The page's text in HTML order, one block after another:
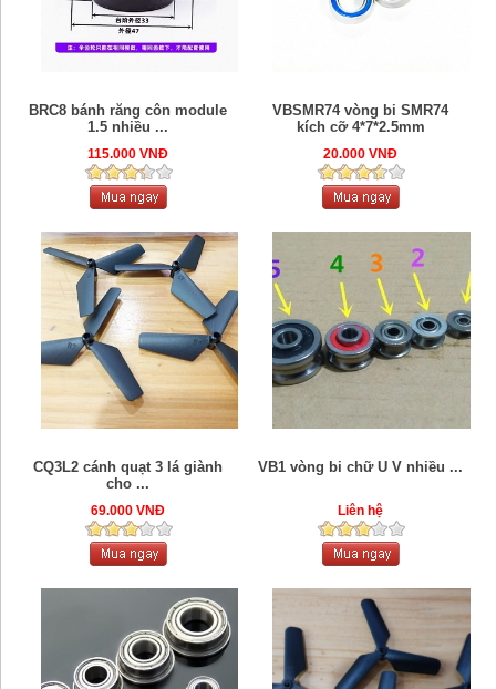
BRC8 bánh răng côn module
1.5 nhiều ...
115.000 VNĐ
VBSMR74 vòng bi SMR74
kích cỡ 4*7*2.5mm
20.000 VNĐ
CQ3L2 cánh quạt 3 lá giành
cho ...
69.000 VNĐ
VB1 vòng bi chữ U V nhiều ...
Liên hệ